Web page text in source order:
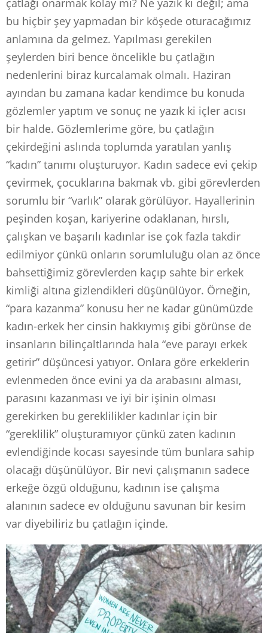
çatlağı onarmak kolay mı? Ne yazık ki değil; ama
bu hiçbir şey yapmadan bir köşede oturacağımız
anlamına da gelmez. Yapılması gerekilen
şeylerden biri bence öncelikle bu çatlağın
nedenlerini biraz kurcalamak olmalı. Haziran
ayından bu zamana kadar kendimce bu konuda
gözlemler yaptım ve sonuç ne yazık ki içler acısı
bir halde. Gözlemlerime göre, bu çatlağın
çekirdeğini aslında toplumda yaratılan yanlış
“kadın” tanımı oluşturuyor. Kadın sadece evi çekip
çevirmek, çocuklarına bakmak vb. gibi görevlerden
sorumlu bir “varlık” olarak görülüyor. Hayallerinin
peşinden koşan, kariyerine odaklanan, hırslı,
çalışkan ve başarılı kadınlar ise çok fazla takdir
edilmiyor çünkü onların sorumluluğu olan az önce
bahsettiğimiz görevlerden kaçıp sahte bir erkek
kimliği altına gizlendikleri düşünülüyor. Örneğin,
“para kazanma” konusu her ne kadar günümüzde
kadın-erkek her cinsin hakkıymış gibi görünse de
insanların bilinçaltlarında hala “eve parayı erkek
getirir” düşüncesi yatıyor. Onlara göre erkeklerin
evlenmeden önce evini ya da arabasını alması,
parasını kazanması ve iyi bir işinin olması
gerekirken bu gereklilikler kadınlar için bir
“gereklilik” oluşturamıyor çünkü zaten kadının
evlendiğinde kocası sayesinde tüm bunlara sahip
olacağı düşünülüyor. Bir nevi çalışmanın sadece
erkeğe özgü olduğunu, kadının ise çalışma
alanının sadece ev olduğunu savunan bir kesim
var diyebiliriz bu çatlağın içinde.